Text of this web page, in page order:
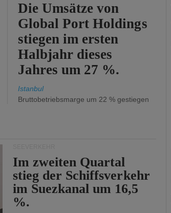
Die Umsätze von
Global Port Holdings
stiegen im ersten
Halbjahr dieses
Jahres um 27 %.
Istanbul
Bruttobetriebsmarge um 22 % gestiegen
Im zweiten Quartal
stieg der Schiffsverkehr
im Suezkanal um 16,5
%.